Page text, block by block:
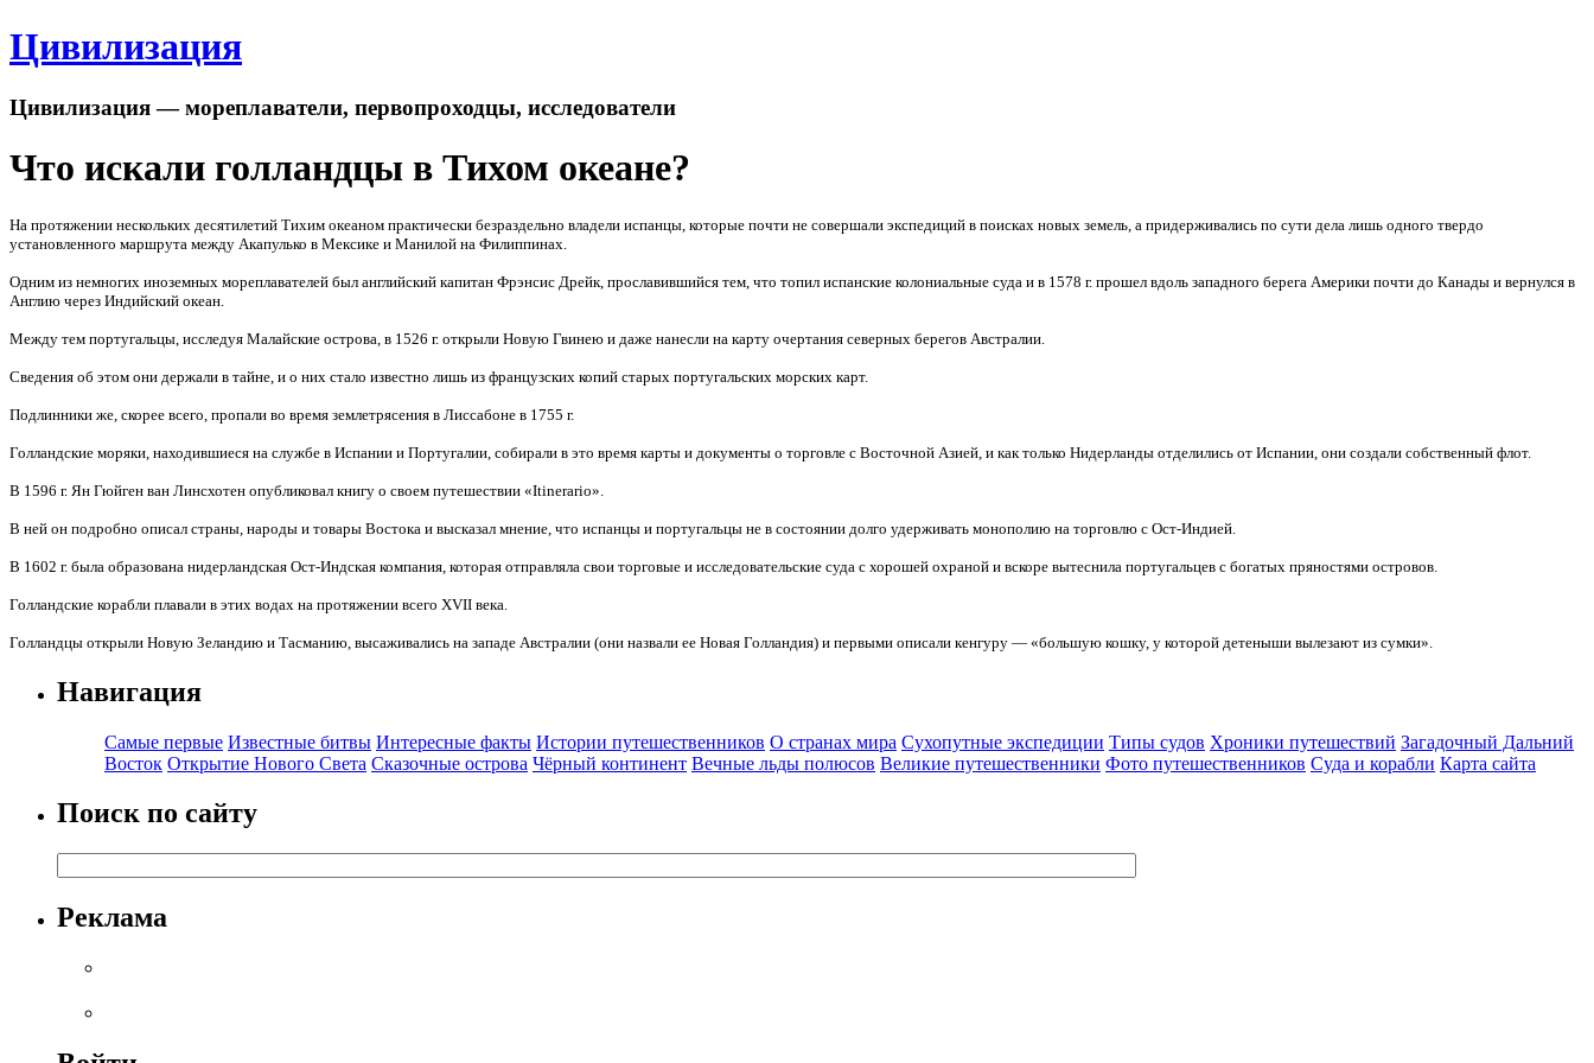
Цивилизация
Цивилизация — мореплаватели, первопроходцы, исследователи
Что искали голландцы в Тихом океане?
На протяжении нескольких десятилетий Тихим океаном практически безраздельно владели испанцы, которые почти не совершали экспедиций в поисках новых земель, а придерживались по сути дела лишь одного твердо
установленного маршрута между Акапулько в Мексике и Манилой на Филиппинах.
Одним из немногих иноземных мореплавателей был английский капитан Фрэнсис Дрейк, прославившийся тем, что топил испанские колониальные суда и в 1578 г. прошел вдоль западного берега Америки почти до Канады и вернулся в
Англию через Индийский океан.
Между тем португальцы, исследуя Малайские острова, в 1526 г. открыли Новую Гвинею и даже нанесли на карту очертания северных берегов Австралии.
Сведения об этом они держали в тайне, и о них стало известно лишь из французских копий старых португальских морских карт.
Подлинники же, скорее всего, пропали во время землетрясения в Лиссабоне в 1755 г.
Голландские моряки, находившиеся на службе в Испании и Португалии, собирали в это время карты и документы о торговле с Восточной Азией, и как только Нидерланды отделились от Испании, они создали собственный флот.
В 1596 г. Ян Гюйген ван Линсхотен опубликовал книгу о своем путешествии «Itinerario».
В ней он подробно описал страны, народы и товары Востока и высказал мнение, что испанцы и португальцы не в состоянии долго удерживать монополию на торговлю с Ост-Индией.
В 1602 г. была образована нидерландская Ост-Индская компания, которая отправляла свои торговые и исследовательские суда с хорошей охраной и вскоре вытеснила португальцев с богатых пряностями островов.
Голландские корабли плавали в этих водах на протяжении всего XVII века.
Голландцы открыли Новую Зеландию и Тасманию, высаживались на западе Австралии (они назвали ее Новая Голландия) и первыми описали кенгуру — «большую кошку, у которой детеныши вылезают из сумки».
Навигация
Самые первые Известные битвы Интересные факты Истории путешественников О странах мира Сухопутные экспедиции Типы судов Хроники путешествий Загадочный Дальний
Восток Открытие Нового Света Сказочные острова Чёрный континент Вечные льды полюсов Великие путешественники Фото путешественников Суда и корабли Карта сайта
Поиск по сайту
Реклама